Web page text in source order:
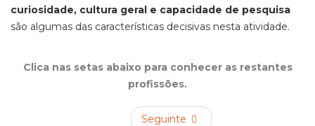
curiosidade, cultura geral e capacidade de pesquisa
são algumas das características decisivas nesta atividade.
Clica nas setas abaixo para conhecer as restantes
profissões.
Seguinte